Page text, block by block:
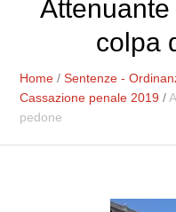
colpa
Home /Sentenze -
Cassazione penale 2019 /
pedone